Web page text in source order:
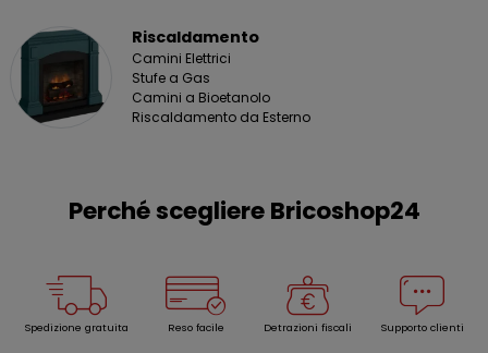
Riscaldamento
Camini Elettrici
Stufe a Gas
Camini a Bioetanolo
Riscaldamento da Esterno
Perché scegliere Bricoshop24
Spedizione gratuita Reso facile Detrazioni fiscali Supporto clienti